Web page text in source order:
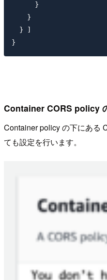
      }
    }
  } ]
Container CORS policy
Container policy の下にある
ても設定を行います。